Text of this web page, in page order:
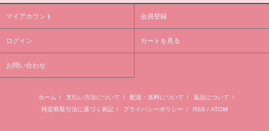
マイアカウント 会員登録
ログイン カートを見る
お問い合わせ
ホーム / 支払い方法について / 配送・送料について / 返品について /
特定商取引法に基づく表記 / プライバシーポリシー / RSS / ATOM